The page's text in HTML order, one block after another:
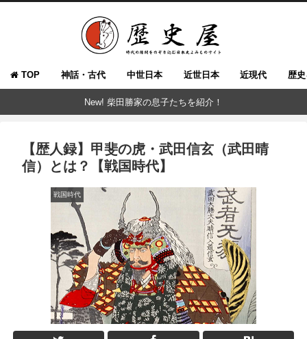
TOP 神話・古代 中世日本 近世日本 近現代 歴
New! 柴田勝家の息子たちを紹介！
【歴人録】甲斐の虎・武田信玄（武田晴
信）とは？【戦国時代】
戦国時代